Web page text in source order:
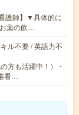
護師】▼具体的に
薬の飲…
ル不要 / 英語力不
方も活躍中！）・
看…